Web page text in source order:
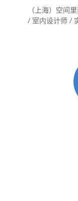
（上海）空间
/ 室内设计师 /